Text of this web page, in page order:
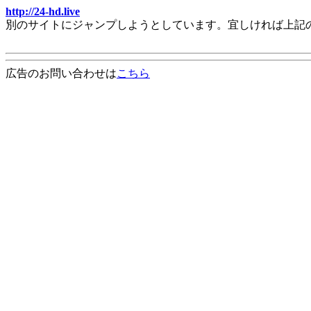
http://24-hd.live
別のサイトにジャンプしようとしています。宜しければ上
広告のお問い合わせはこちら